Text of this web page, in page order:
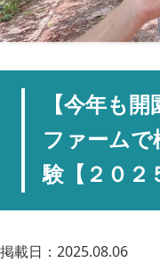
【今年も
ファームで
験【２０２
掲載日：2025.08.06